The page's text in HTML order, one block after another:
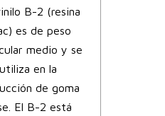
B-2 (resina
es de peso
medio y se
utiliza en la
de goma
El B-2 está